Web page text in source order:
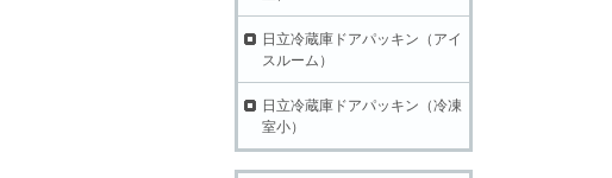
日立冷蔵庫ドアパッキン（アイ
スルーム）
日立冷蔵庫ドアパッキン（冷凍
室小）